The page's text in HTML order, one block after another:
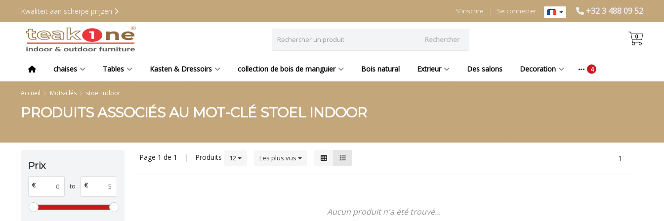
Kwaliteit aan scherpe prijzen +32 3 488 09 52
Se connecter
S'inscrire
Rechercher 0
chaises Tables Kasten & Dressoirs collection de bois de manguier Bois natural Extrieur Des salons Decoration
Accueil Mots-clés stoel indoor
PRODUITS ASSOCIÉS AU MOT-CLÉ STOEL INDOOR
Prix
€ to €
Page 1 de 1 | Produits 12 Les plus vus 1
Aucun produit n'a été trouvé...